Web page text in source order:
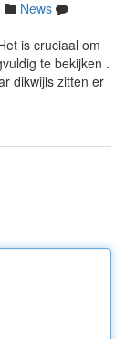
News
is cruciaal om
te bekijken .
dikwijls zitten er